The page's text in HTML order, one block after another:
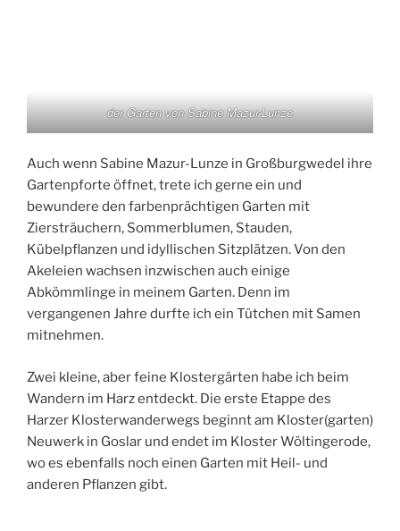
der Garten von Sabine Mazur-Lunze
Auch wenn Sabine Mazur-Lunze in Großburgwedel ihre
Gartenpforte öffnet, trete ich gerne ein und
bewundere den farbenprächtigen Garten mit
Ziersträuchern, Sommerblumen, Stauden,
Kübelpflanzen und idyllischen Sitzplätzen. Von den
Akeleien wachsen inzwischen auch einige
Abkömmlinge in meinem Garten. Denn im
vergangenen Jahre durfte ich ein Tütchen mit Samen
mitnehmen.
Zwei kleine, aber feine Klostergärten habe ich beim
Wandern im Harz entdeckt. Die erste Etappe des
Harzer Klosterwanderwegs beginnt am Kloster(garten)
Neuwerk in Goslar und endet im Kloster Wöltingerode,
wo es ebenfalls noch einen Garten mit Heil- und
anderen Pflanzen gibt.